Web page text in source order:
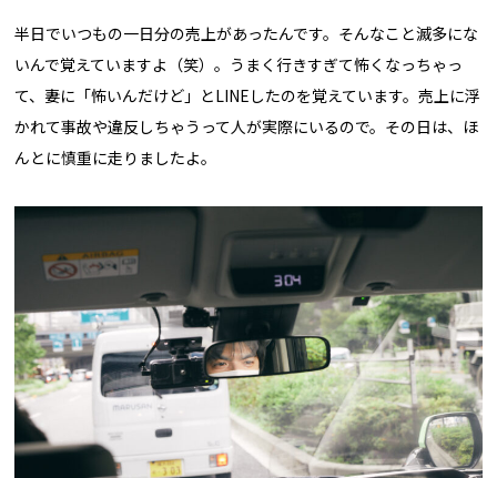
半日でいつもの一日分の売上があったんです。そんなこと滅多にな
いんで覚えていますよ（笑）。うまく行きすぎて怖くなっちゃっ
て、妻に「怖いんだけど」とLINEしたのを覚えています。売上に浮
かれて事故や違反しちゃうって人が実際にいるので。その日は、ほ
んとに慎重に走りましたよ。